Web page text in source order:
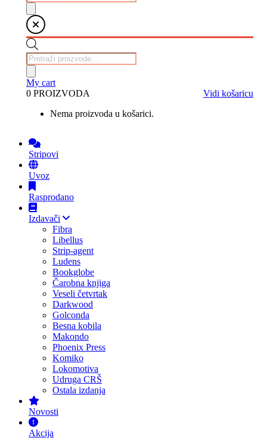
search
Products
search
My cart
0 PROIZVODA
Vidi košaricu
Nema proizvoda u košarici.
Stripovi
Uvoz
Rasprodano
Izdavači
Fibra
Libellus
Strip-agent
Ludens
Bookglobe
Čarobna knjiga
Veseli četvrtak
Darkwood
Golconda
Besna kobila
Makondo
Phoenix Press
Komiko
Lokomotiva
Udruga CRŠ
Ostala izdanja
Novosti
Akcija